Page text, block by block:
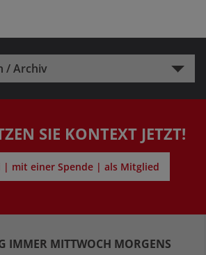
/ Archiv
SIE KONTEXT JETZT!
| mit einer Spende | als Mitglied
IMMER MITTWOCH MORGENS